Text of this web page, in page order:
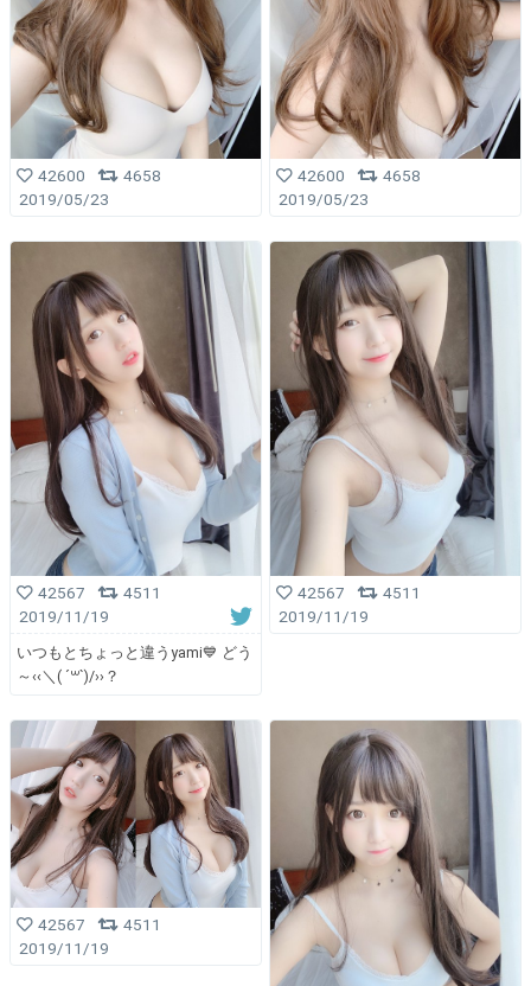
42600
4658
2019/05/23
42600
4658
2019/05/23
42567
4511
2019/11/19
いつもとちょっと違うyami💙 どう
～‹‹＼( ´꒳`)/››？
42567
4511
2019/11/19
42567
4511
2019/11/19